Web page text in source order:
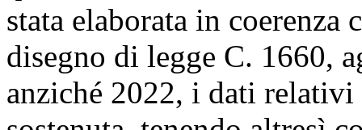
stata elaborata in
disegno di legge C. 1660,
anziché 2022, i dati relativi